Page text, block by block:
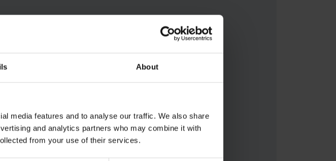
About
media features and to analyse our traffic. We also share
and analytics partners who may combine it with
from your use of their services.